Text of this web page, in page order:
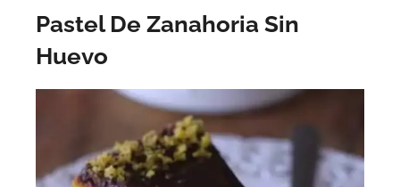
Pastel De Zanahoria Sin
Huevo